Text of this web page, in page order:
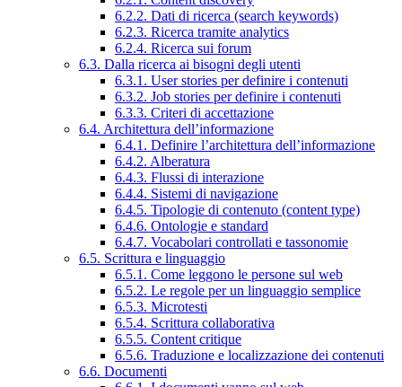
6.2.2. Dati di ricerca (search keywords)
6.2.3. Ricerca tramite analytics
6.2.4. Ricerca sui forum
6.3. Dalla ricerca ai bisogni degli utenti
6.3.1. User stories per definire i contenuti
6.3.2. Job stories per definire i contenuti
6.3.3. Criteri di accettazione
6.4. Architettura dell’informazione
6.4.1. Definire l’architettura dell’informazione
6.4.2. Alberatura
6.4.3. Flussi di interazione
6.4.4. Sistemi di navigazione
6.4.5. Tipologie di contenuto (content type)
6.4.6. Ontologie e standard
6.4.7. Vocabolari controllati e tassonomie
6.5. Scrittura e linguaggio
6.5.1. Come leggono le persone sul web
6.5.2. Le regole per un linguaggio semplice
6.5.3. Microtesti
6.5.4. Scrittura collaborativa
6.5.5. Content critique
6.5.6. Traduzione e localizzazione dei contenuti
6.6. Documenti